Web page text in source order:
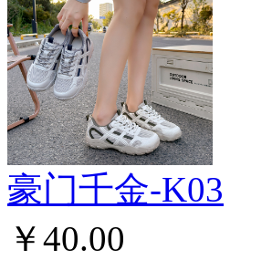
豪门千金-K03
￥40.00